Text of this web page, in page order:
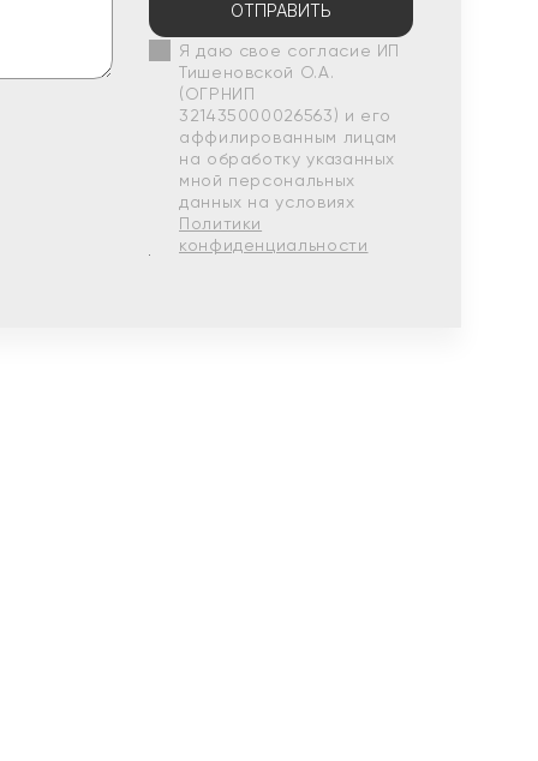
ОТПРАВИТЬ
Я даю свое согласие ИП
Тишеновской О.А.
(ОГРНИП
321435000026563) и его
аффилированным лицам
на обработку указанных
мной персональных
данных на условиях
Политики
конфиденциальности